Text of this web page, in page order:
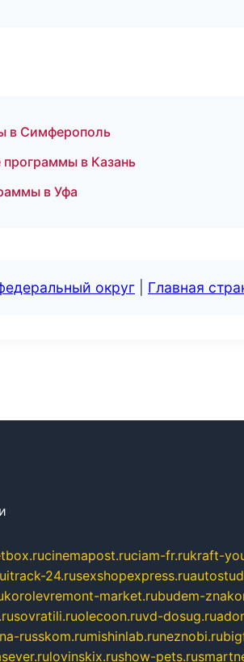
в Симферополь
в Казань
в Уфа
округ Главная
cinemapost.ruciam-fr.rukraft-
itrack-24.rusexshopexpress.ru
korolevremont-market.rubudem-
sovratili.ruolecoon.ruvd-dosug.ru
russkom.rumishinlab.runeznobi.ru
lovinskix.rushow-pets.ru